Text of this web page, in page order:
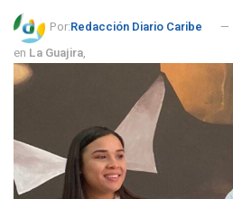
Por:Redacción Diario Caribe
en La Guajira,